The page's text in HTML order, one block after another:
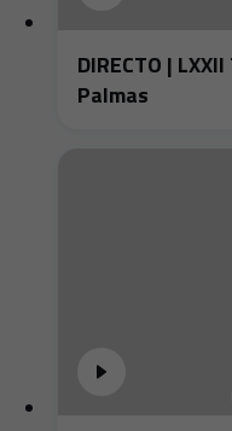
DIRECTO |
Palmas